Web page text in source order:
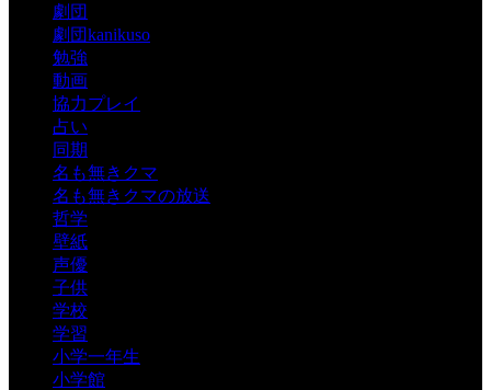
劇団
劇団kanikuso
勉強
動画
協力プレイ
占い
同期
名も無きクマ
名も無きクマの放送
哲学
壁紙
声優
子供
学校
学習
小学一年生
小学館